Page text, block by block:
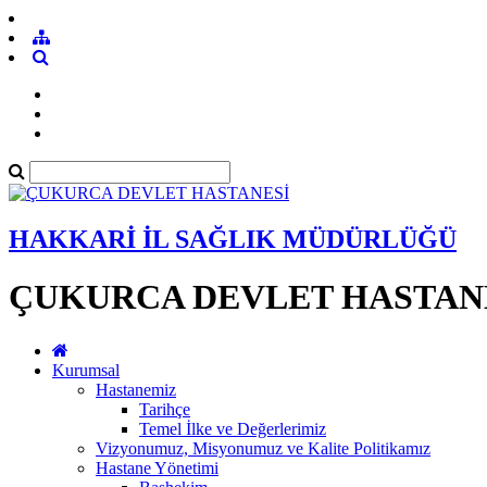
HAKKARİ İL SAĞLIK MÜDÜRLÜĞÜ
ÇUKURCA DEVLET
Kurumsal
Hastanemiz
Tarihçe
Temel İlke ve Değerlerimiz
Vizyonumuz, Misyonumuz ve Kalite Politikamız
Hastane Yönetimi